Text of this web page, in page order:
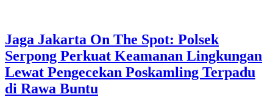
Jaga Jakarta On The Spot: Polsek
Serpong Perkuat Keamanan Lingkungan
Lewat Pengecekan Poskamling Terpadu
di Rawa Buntu